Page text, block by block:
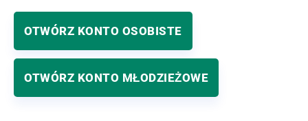
OTWÓRZ KONTO OSOBISTE
OTWÓRZ KONTO MŁODZIEŻOWE